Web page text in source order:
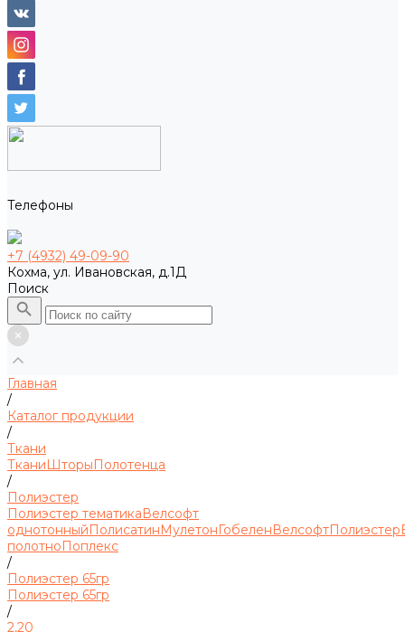
Телефоны
+7 (4932) 49-09-90
Кохма, ул. Ивановская, д.1Д
Поиск
Главная
/
Каталог продукции
/
Ткани
ТканиШторыПолотенца
/
Полиэстер
Полиэстер тематикаВелсофт
однотонныйПолисатинМулетонГобеленВелсофтПолиэстер
полотноПоплекс
/
Полиэстер 65гр
Полиэстер 65гр
/
2,20